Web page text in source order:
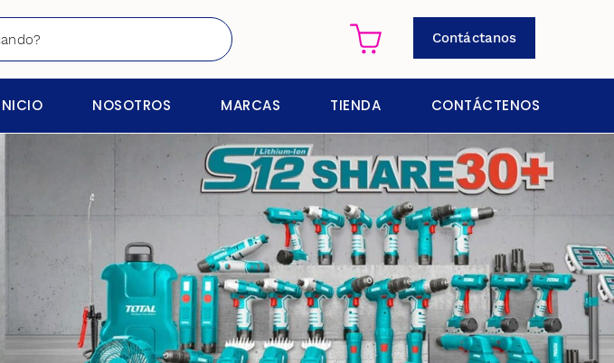
Contáctanos
NOSOTROS MARCAS TIENDA CONTÁCTENOS